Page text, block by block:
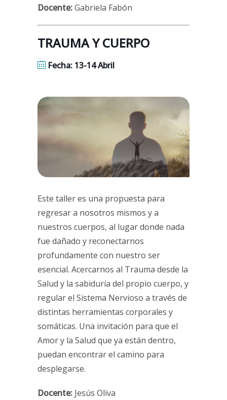
Docente:Gabriela Fabón
TRAUMA Y CUERPO
Fecha: 13-14 Abril
Este taller es una propuesta para
regresar a nosotros mismos y a
nuestros cuerpos, al lugar donde nada
fue dañado y reconectarnos
profundamente con nuestro ser
esencial. Acercarnos al Trauma desde la
Salud y la sabiduría del propio cuerpo, y
regular el Sistema Nervioso a través de
distintas herramientas corporales y
somáticas. Una invitación para que el
Amor y la Salud que ya están dentro,
puedan encontrar el camino para
desplegarse.
Docente: Jesús Oliva